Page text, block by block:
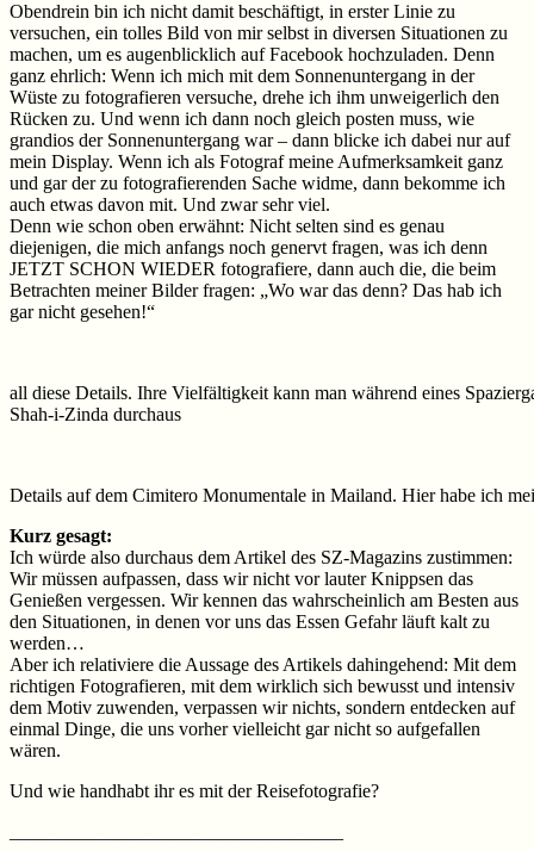
Obendrein bin ich nicht damit beschäftigt, in erster Linie zu
versuchen, ein tolles Bild von mir selbst in diversen Situationen zu
machen, um es augenblicklich auf Facebook hochzuladen. Denn
ganz ehrlich: Wenn ich mich mit dem Sonnenuntergang in der
Wüste zu fotografieren versuche, drehe ich ihm unweigerlich den
Rücken zu. Und wenn ich dann noch gleich posten muss, wie
grandios der Sonnenuntergang war – dann blicke ich dabei nur auf
mein Display. Wenn ich als Fotograf meine Aufmerksamkeit ganz
und gar der zu fotografierenden Sache widme, dann bekomme ich
auch etwas davon mit. Und zwar sehr viel.
Denn wie schon oben erwähnt: Nicht selten sind es genau
diejenigen, die mich anfangs noch genervt fragen, was ich denn
JETZT SCHON WIEDER fotografiere, dann auch die, die beim
Betrachten meiner Bilder fragen: „Wo war das denn? Das hab ich
gar nicht gesehen!“
all diese Details. Ihre Vielfältigkeit kann man während eines
Shah-i-Zinda durchaus
Details auf dem Cimitero Monumentale in Mailand. Hier habe ich
Kurz gesagt:
Ich würde also durchaus dem Artikel des SZ-Magazins zustimmen:
Wir müssen aufpassen, dass wir nicht vor lauter Knippsen das
Genießen vergessen. Wir kennen das wahrscheinlich am Besten aus
den Situationen, in denen vor uns das Essen Gefahr läuft kalt zu
werden…
Aber ich relativiere die Aussage des Artikels dahingehend: Mit dem
richtigen Fotografieren, mit dem wirklich sich bewusst und intensiv
dem Motiv zuwenden, verpassen wir nichts, sondern entdecken auf
einmal Dinge, die uns vorher vielleicht gar nicht so aufgefallen
wären.
Und wie handhabt ihr es mit der Reisefotografie?